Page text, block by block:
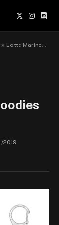
X
(Twitter)
Lotte Marines
2019